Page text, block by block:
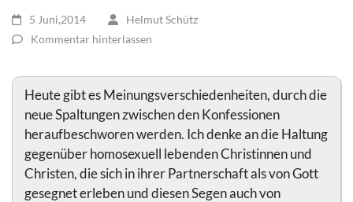
5 Juni,2014
Helmut Schütz
Kommentar hinterlassen
Heute gibt es Meinungsverschiedenheiten, durch die
neue Spaltungen zwischen den Konfessionen
heraufbeschworen werden. Ich denke an die Haltung
gegenüber homosexuell lebenden Christinnen und
Christen, die sich in ihrer Partnerschaft als von Gott
gesegnet erleben und diesen Segen auch von